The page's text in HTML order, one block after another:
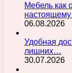
Мебель как
06.08.2026
Удобная
лишних…
30.07.2026